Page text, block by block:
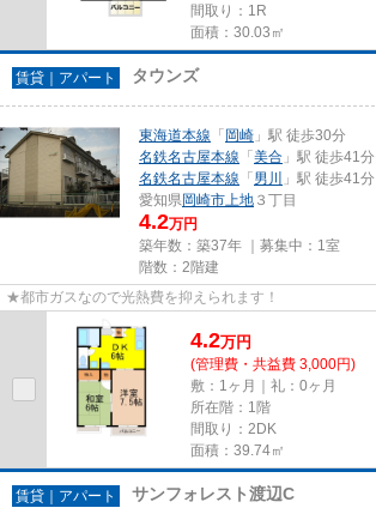
間取り：1R
面積：30.03㎡
賃貸｜アパート タウンズ
東海道本線 「 岡崎 」駅 徒歩30分
名鉄名古屋本線 「 美合 」駅 徒歩41分
名鉄名古屋本線 「 男川
」駅 徒歩41分
愛知県岡崎市上地 ３丁目
4.2万円
築年数：築37年 ｜募集中： 1室
階数：2階建
★都市ガスなので光熱費を抑えられます！
4.2万円
(管理費・共益費 3,000円)
敷：1ヶ月｜礼：0ヶ月
所在階：1階
間取り：2DK
面積：39.74㎡
賃貸｜アパート サンフォレスト渡辺C